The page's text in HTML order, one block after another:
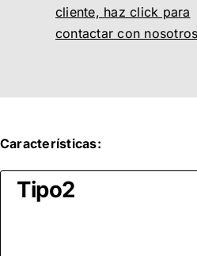
cliente, haz click para
contactar con nosotros
Características:
Tipo2